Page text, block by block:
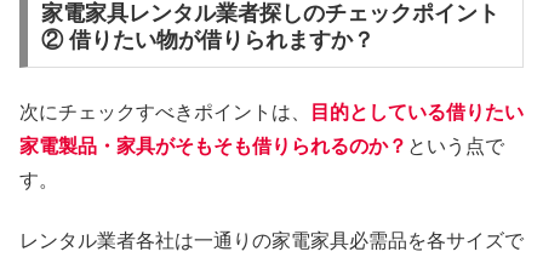
家電家具レンタル業者探しのチェックポイント
② 借りたい物が借りられますか？
次にチェックすべきポイントは、
目的としている借りたい
家電製品・家具がそもそも借りられるのか？ という点で
す。
レンタル業者各社は一通りの家電家具必需品を各サイズで